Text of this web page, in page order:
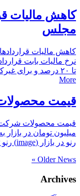
کاهش مالیات
مجلس
کاهش مالیات
نرخ مالیات بابت
تا ۲۰ درصد و برای غیرکارکنان ۱۰ درصد مقطوع است که
More
قیمت
میلیون تومان در
رنو در بازار (image) رنو تلسیمان E2،
Older News »
Archives